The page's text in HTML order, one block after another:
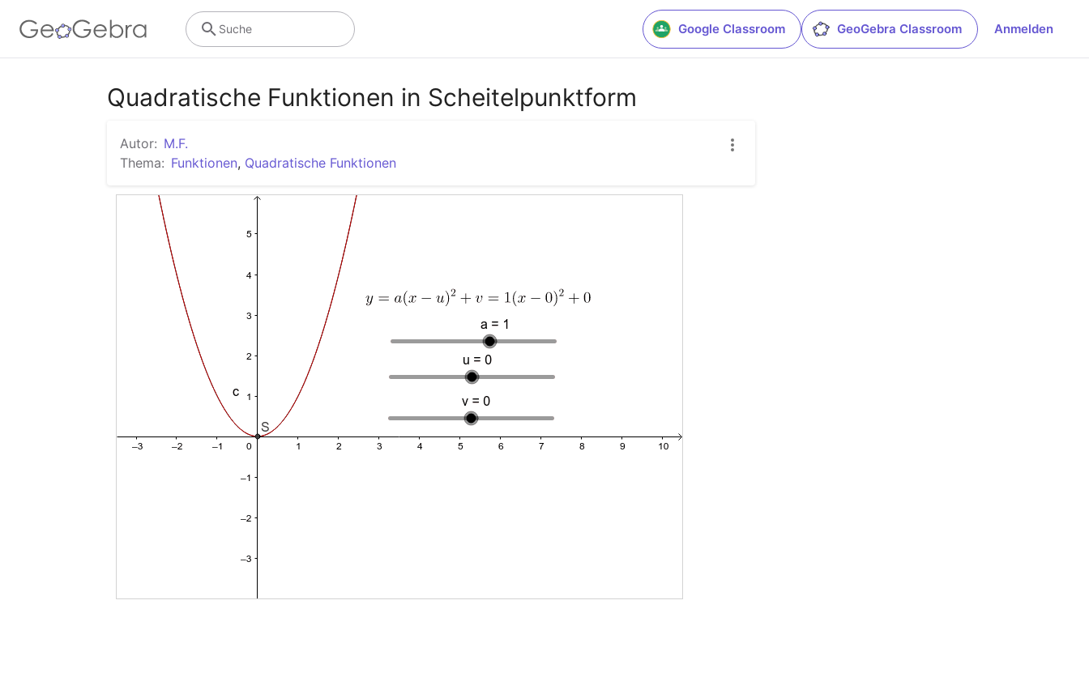
Google Classroom GeoGebra Classroom Anmelden
Suche
Quadratische Funktionen in Scheitelpunktform
Autor: M.F.
Thema: Funktionen, Quadratische Funktionen